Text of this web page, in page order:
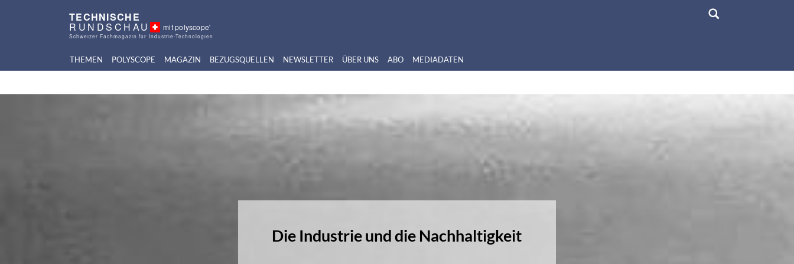
TECHNISCHE
RUNDSCHAU mit polyscope'
Schweizer Fachmagazin für Industrie-Technologien
THEMEN POLYSCOPE MAGAZIN BEZUGSQUELLEN NEWSLETTER ÜBER UNS ABO MEDIADATEN
Die Industrie und die Nachhaltigkeit